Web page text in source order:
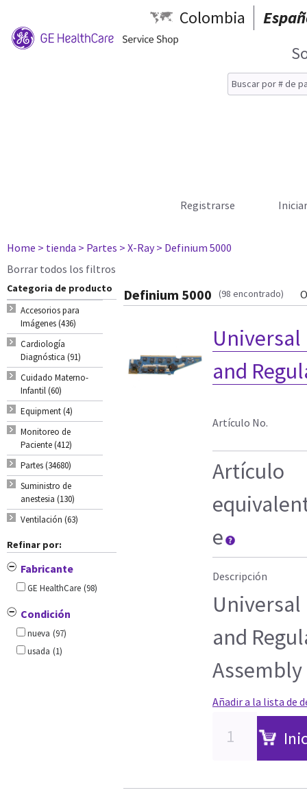
Colombia
Registrarse
Home > tienda > Partes > X-Ray > Definium 5000
Borrar todos los filtros
Categoria de producto
Accesorios para
Imágenes (436)
Cardiología
Diagnóstica (91)
Cuidado Materno-
Infantil (60)
Equipment (4)
Monitoreo de
Paciente (412)
Partes (34680)
Suministro de
anestesia (130)
Ventilación (63)
Refinar por:
Fabricante
GE HealthCare (98)
Condición
nueva (97)
usada (1)
Definium 5000 (98 encontrado)
Universal
and
Artículo No.
Artículo
e
Descripción
Universal
and
Assembly
Añadir a la lista de